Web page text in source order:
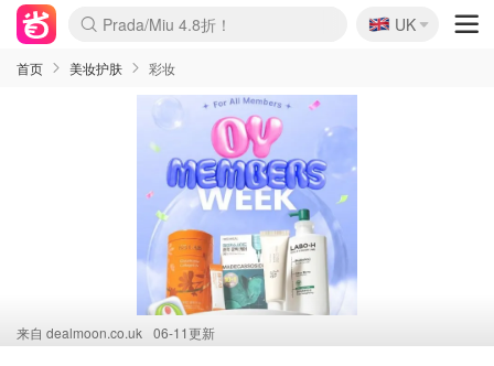
麦卢卡蜂蜜夏促！个位数！
Prada/Miu 4.8折！
啥？必胜客披萨5折！
🇬🇧
UK
首页 美妆护肤 彩妆
来自 dealmoon.co.uk 06-11更新